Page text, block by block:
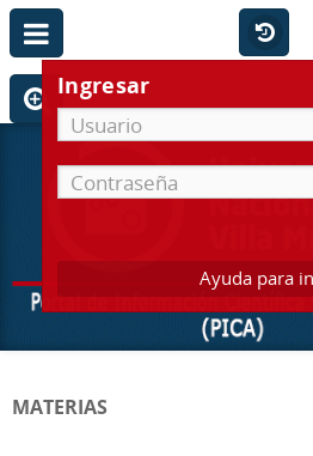
Ingresar
Ayuda para
MATERIAS